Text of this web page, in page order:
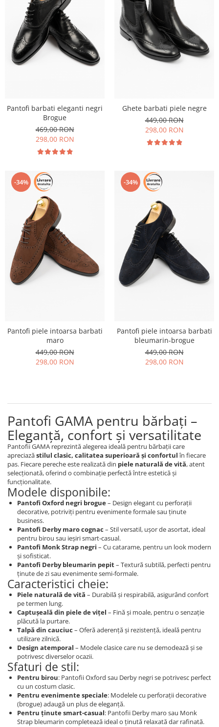
Pantofi barbati eleganti negri
Brogue
469,00 RON
298,00 RON
Ghete barbati piele negre
449,00 RON
298,00 RON
-34%
Pantofi piele intoarsa barbati
maro
449,00 RON
298,00 RON
-34%
Pantofi piele intoarsa barbati
bleumarin-brogue
449,00 RON
298,00 RON
Pantofi GAMA pentru bărbați –
Eleganță, confort și versatilitate
Pantofii GAMA reprezintă alegerea ideală pentru bărbații care
apreciazăstilul clasic, calitatea superioară și confortulîn fiecare
pas. Fiecare pereche este realizată din piele naturală de vită, atent
selecționată, oferind o combinație perfectă între estetică și
funcționalitate.
Modele disponibile:
Pantofi Oxford negri brogue– Design elegant cu perforații
decorative, potriviți pentru evenimente formale sau ținute
business.
Pantofi Derby maro cognac – Stil versatil, ușor de asortat, ideal
pentru birou sau ieșiri smart-casual.
Pantofi Monk Strap negri – Cu catarame, pentru un look modern
și sofisticat.
Pantofi Derby bleumarin pepit– Textură subtilă, perfecti pentru
ținute de zi sau evenimente semi-formale.
Caracteristici cheie:
Piele naturală de vită – Durabilă și respirabilă, asigurând confort
pe termen lung.
Captușeală din piele de vițel – Fină și moale, pentru o senzație
plăcută la purtare.
Talpă din cauciuc – Oferă aderență și rezistență, ideală pentru
utilizare zilnică.
Design atemporal – Modele clasice care nu se demodează și se
potrivesc diverselor ocazii.
Sfaturi de stil:
Pentru birou: Pantofii Oxford sau Derby negri se potrivesc perfect
cu un costum clasic.
Pentru evenimente speciale: Modelele cu perforații decorative
(brogue) adaugă un plus de eleganță.
Pentru ținute smart-casual: Pantofii Derby maro sau Monk
Strap bleumarin completează ideal o ținută relaxată dar rafinată.